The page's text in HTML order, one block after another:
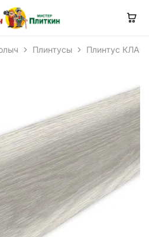
Плинтусы Плинтус